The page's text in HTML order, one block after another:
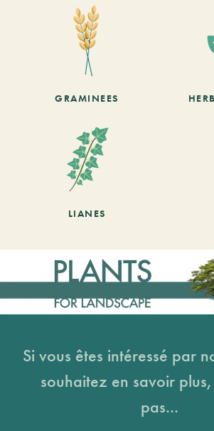
GRAMINEES
LIANES
Si vous êtes intéressé par
souhaitez en savoir
pas...